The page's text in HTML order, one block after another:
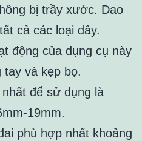
bị trầy xước. Dao
cả các loại dây.
động của dụng cụ này
tay và kẹp bọ.
để sử dụng là
19mm.
phù hợp nhất khoảng